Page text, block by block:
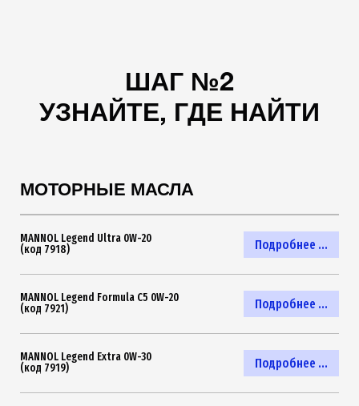
ШАГ №2
УЗНАЙТЕ, ГДЕ НАЙТИ
МОТОРНЫЕ МАСЛА
Подробнее ...
MANNOL Legend Ultra 0W-20
(код 7918)
Подробнее ...
MANNOL Legend Formula C5 0W-20
(код 7921)
Подробнее ...
MANNOL Legend Extra 0W-30
(код 7919)